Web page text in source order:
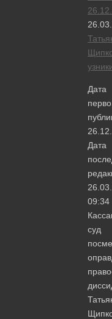
Дата
Дата
09:34
суд